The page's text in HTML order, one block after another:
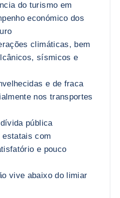
do turismo em
económico dos
climáticas, bem
sísmicos e
e de fraca
nos transportes
pública
estatais com
e pouco
vive abaixo do limiar